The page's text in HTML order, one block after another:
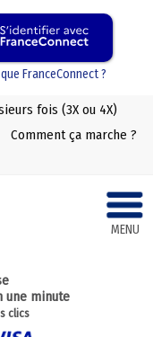
FranceConnect ?
fois (3X ou 4X)
Comment ça marche ?
MENU
une minute
clics